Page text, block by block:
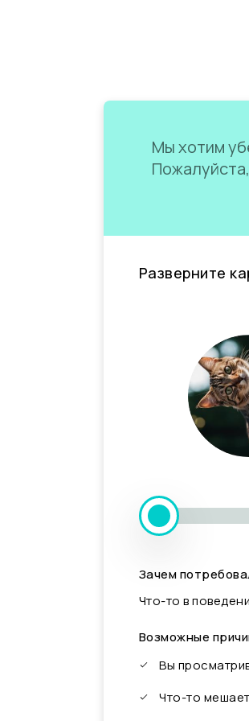
Мы хотим
Разверните
Зачем
Что-то в
Возможные
Вы
Что-то